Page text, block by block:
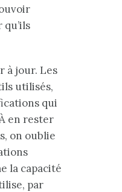
à jour. Les
utilisés,
qui
en rester
on oublie
la capacité
par